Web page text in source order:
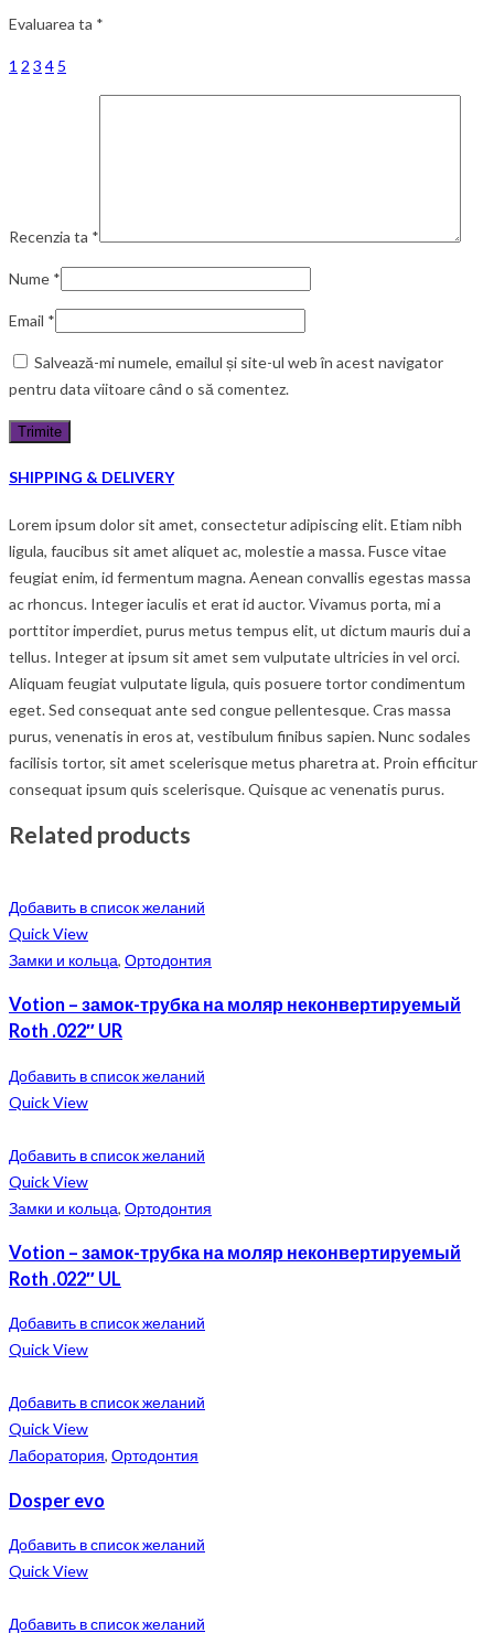
Evaluarea ta *
1 2 3 4 5
Recenzia ta *
Nume *
Email *
Salvează-mi numele, emailul și site-ul web în acest navigator
pentru data viitoare când o să comentez.
SHIPPING & DELIVERY
Lorem ipsum dolor sit amet, consectetur adipiscing elit. Etiam nibh
ligula, faucibus sit amet aliquet ac, molestie a massa. Fusce vitae
feugiat enim, id fermentum magna. Aenean convallis egestas massa
ac rhoncus. Integer iaculis et erat id auctor. Vivamus porta, mi a
porttitor imperdiet, purus metus tempus elit, ut dictum mauris dui a
tellus. Integer at ipsum sit amet sem vulputate ultricies in vel orci.
Aliquam feugiat vulputate ligula, quis posuere tortor condimentum
eget. Sed consequat ante sed congue pellentesque. Cras massa
purus, venenatis in eros at, vestibulum finibus sapien. Nunc sodales
facilisis tortor, sit amet scelerisque metus pharetra at. Proin efficitur
consequat ipsum quis scelerisque. Quisque ac venenatis purus.
Related products
Добавить в список желаний
Quick View
Замки и кольца, Ортодонтия
Votion – замок-трубка на моляр неконвертируемый
Roth .022″ UR
Добавить в список желаний
Quick View
Добавить в список желаний
Quick View
Замки и кольца, Ортодонтия
Votion – замок-трубка на моляр неконвертируемый
Roth .022″ UL
Добавить в список желаний
Quick View
Добавить в список желаний
Quick View
Лаборатория, Ортодонтия
Dosper evo
Добавить в список желаний
Quick View
Добавить в список желаний